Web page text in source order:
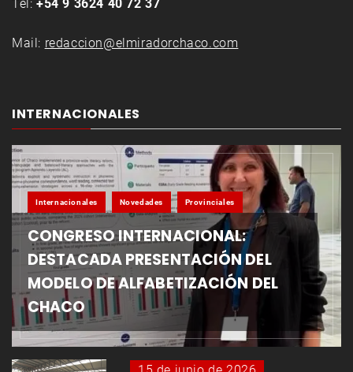
Tel: +54 9 3624 40 72 37
Mail: redaccion@elmiradorchaco.com
INTERNACIONALES
Internacionales Novedades Provinciales
CONGRESO INTERNACIONAL:
DESTACADA PRESENTACIÓN DEL
MODELO DE ALFABETIZACIÓN DEL
CHACO